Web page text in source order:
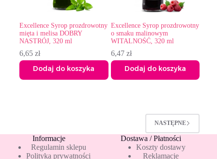
Excellence Syrop prozdrowotny
mięta i melisa DOBRY
NASTRÓJ, 320 ml
6,65 zł
Dodaj do koszyka
Excellence Syrop prozdrowotny
o smaku malinowym
WITALNOŚĆ, 320 ml
6,47 zł
Dodaj do koszyka
NASTĘPNE
Informacje
Regulamin sklepu
Polityka prywatności
Dostawa / Płatności
Koszty dostawy
Reklamacje